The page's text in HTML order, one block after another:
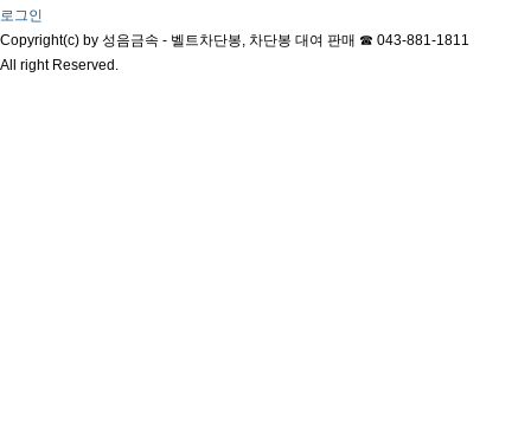
로그인
Copyright(c) by 성음금속 - 벨트차단봉, 차단봉 대여 판매 ☎ 043-881-1811
All right Reserved.